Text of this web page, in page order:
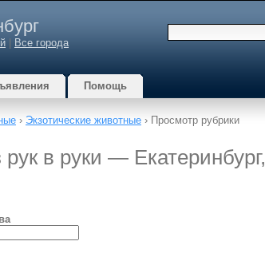
Все города
Помощь
› Экзотические животные › Просмотр рубрики
в руки — Екатеринбург,